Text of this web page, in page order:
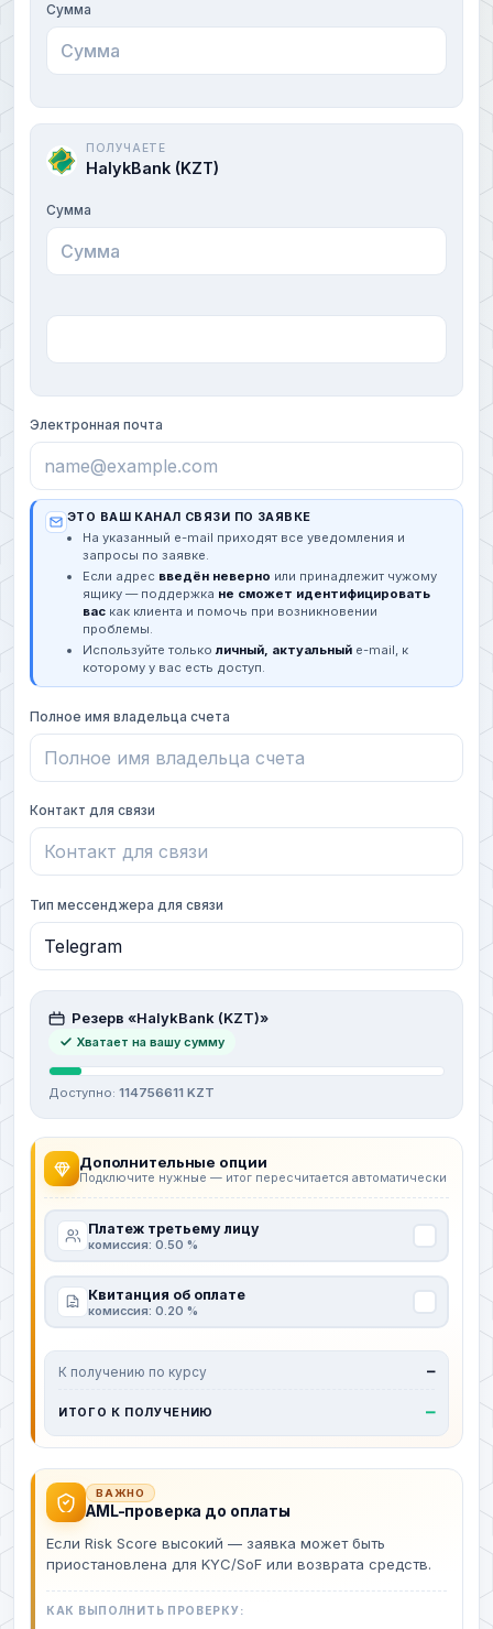
Сумма
ПОЛУЧАЕТЕ
HalykBank (KZT)
Сумма
Электронная почта
ЭТО ВАШ КАНАЛ СВЯЗИ ПО ЗАЯВКЕ
На указанный e-mail приходят все уведомления и
запросы по заявке.
Если адрес введён неверно или принадлежит чужому
ящику — поддержка не сможет идентифицировать
вас как клиента и помочь при возникновении
проблемы.
Используйте тольколичный, актуальный e-mail, к
которому у вас есть доступ.
Полное имя владельца счета
Контакт для связи
Тип мессенджера для связи
Резерв «HalykBank (KZT)»
Хватает на вашу сумму
Доступно: 114756611 KZT
Дополнительные опции
Подключите нужные — итог пересчитается автоматически
Платеж третьему лицу
комиссия: 0.50 %
Квитанция об оплате
комиссия: 0.20 %
К получению по курсу —
ИТОГО К ПОЛУЧЕНИЮ —
ВАЖНО
AML-проверка до оплаты
Если Risk Score высокий — заявка может быть
приостановлена для KYC/SoF или возврата средств.
КАК ВЫПОЛНИТЬ ПРОВЕРКУ: